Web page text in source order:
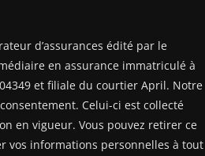
d’assurances édité par le
en assurance immatriculé à
et filiale du courtier April. Notre
Celui-ci est collecté
en vigueur. Vous pouvez retirer ce
vos informations personnelles à tout